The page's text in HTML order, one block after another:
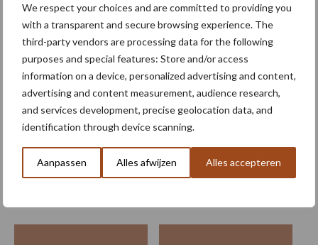
We respect your choices and are committed to providing you
with a transparent and secure browsing experience. The
third-party vendors are processing data for the following
purposes and special features: Store and/or access
information on a device, personalized advertising and content,
advertising and content measurement, audience research,
and services development, precise geolocation data, and
identification through device scanning.
Aanpassen Alles afwijzen Alles accepteren
Stilstand voorkomen met
slijtvaste lagen
Meer lezen over:
Maak uw keuze